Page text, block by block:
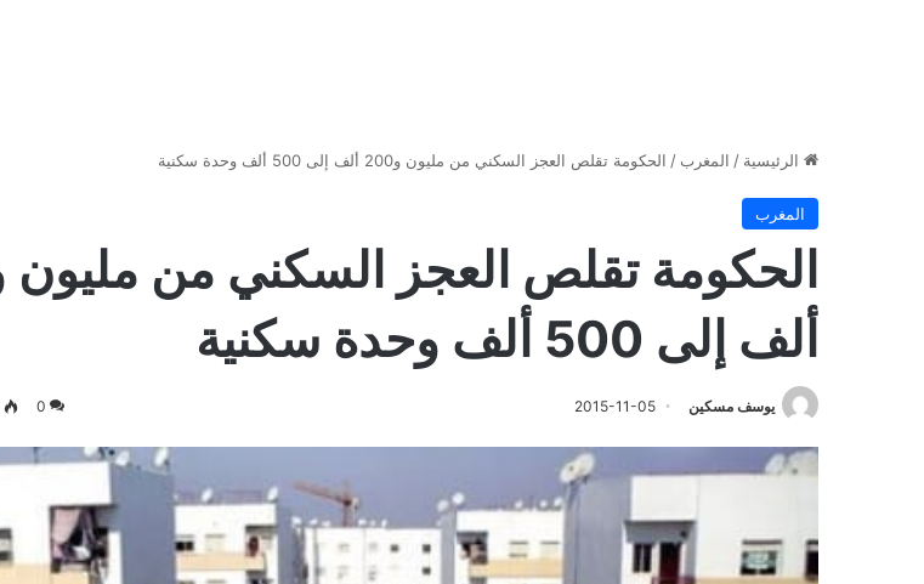
الرئيسية / المغرب / الحكومة تقلص العجز السكني من مليون و200 ألف إلى 500 ألف وحدة سكنية
المغرب
ألف إلى 500 ألف وحدة سكنية
يوسف مسكين 2015-11-05
0